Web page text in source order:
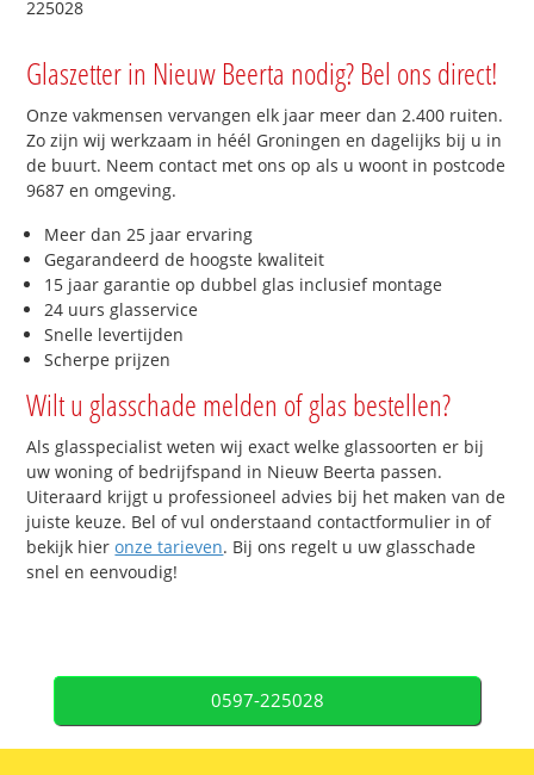
225028
Glaszetter in Nieuw Beerta nodig? Bel ons direct!
Onze vakmensen vervangen elk jaar meer dan 2.400 ruiten.
Zo zijn wij werkzaam in héél Groningen en dagelijks bij u in
de buurt. Neem contact met ons op als u woont in postcode
9687 en omgeving.
Meer dan 25 jaar ervaring
Gegarandeerd de hoogste kwaliteit
15 jaar garantie op dubbel glas inclusief montage
24 uurs glasservice
Snelle levertijden
Scherpe prijzen
Wilt u glasschade melden of glas bestellen?
Als glasspecialist weten wij exact welke glassoorten er bij
uw woning of bedrijfspand in Nieuw Beerta passen.
Uiteraard krijgt u professioneel advies bij het maken van de
juiste keuze. Bel of vul onderstaand contactformulier in of
bekijk hieronze tarieven. Bij ons regelt u uw glasschade
snel en eenvoudig!
0597-225028